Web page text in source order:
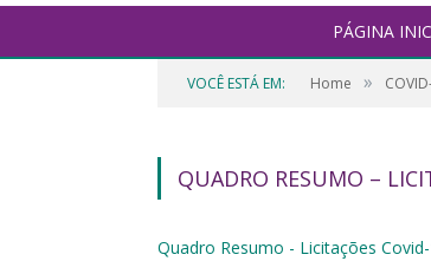
PÁGINA
VOCÊ ESTÁ EM: Home »
QUADRO RESUMO –
Quadro Resumo - Licitações